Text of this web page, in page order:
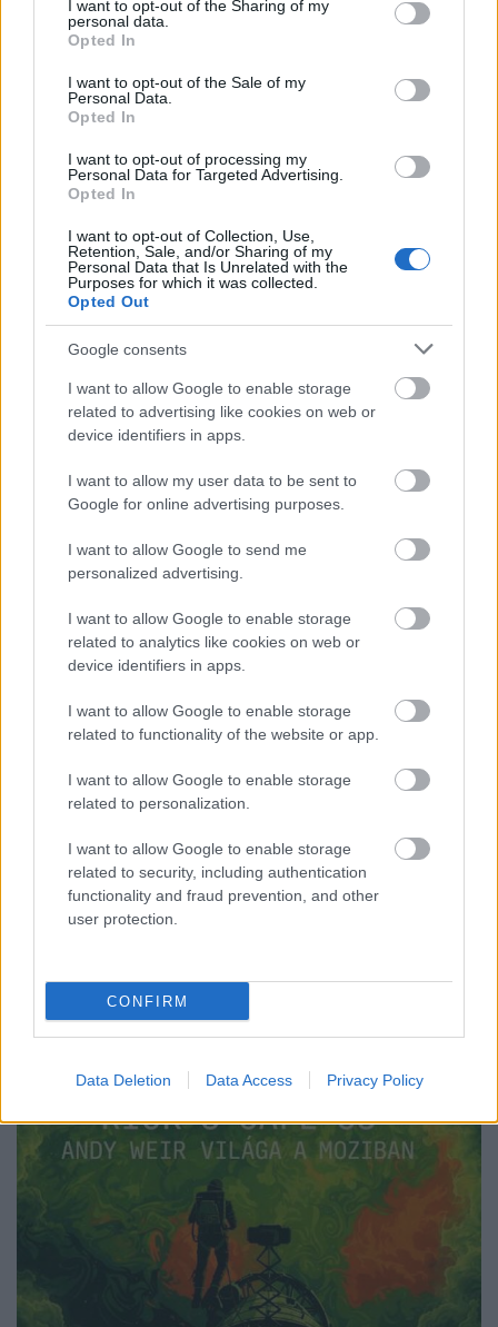
not limited to your visit or usage behaviour. You may click to
grant or deny consent to Google and its third-party tags to
use your data for below specified purposes in below Google
consent section.
I want to opt-out of the Sharing of my
personal data.
Opted In
I want to opt-out of the Sale of my
Personal Data.
Opted In
I want to opt-out of processing my
Personal Data for Targeted Advertising.
Opted In
I want to opt-out of Collection, Use,
Retention, Sale, and/or Sharing of my
Personal Data that Is Unrelated with the
Purposes for which it was collected.
Opted Out
Google consents
I want to allow Google to enable storage
related to advertising like cookies on web or
device identifiers in apps.
I want to allow my user data to be sent to
Google for online advertising purposes.
I want to allow Google to send me
personalized advertising.
I want to allow Google to enable storage
related to analytics like cookies on web or
device identifiers in apps.
I want to allow Google to enable storage
related to functionality of the website or app.
I want to allow Google to enable storage
related to personalization.
I want to allow Google to enable storage
related to security, including authentication
functionality and fraud prevention, and other
user protection.
CONFIRM
Data Deletion Data Access Privacy Policy
Ötvenötödik podcastünk: A Star Wars
világa - I. epizód (a klasszikus és az
előzménytrilógia)
_CHARLIE_•2026. május 21.
A réges-régen indult Rick's Café Podcast ötvenötödik
adásában végre az egyik legnagyobb hatású filmes
franchise-ról, a Star Warsról beszéltünk. ...
nézni, ahogy telik az a k*rva élet -
világa
A Rick's Café Podcast ötvennegyedik adásában a
magyar és az egyetemes filmművészet egyik
legnagyobb alakjára, a januárban elhunyt Tarr